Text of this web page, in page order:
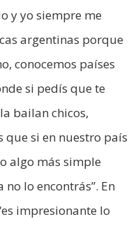
y yo siempre me
argentinas porque
conocemos países
si pedís que te
bailan chicos,
que si en nuestro país
algo más simple
lo encontrás”. En
impresionante lo